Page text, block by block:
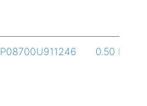
P08700U911246 0.50 L